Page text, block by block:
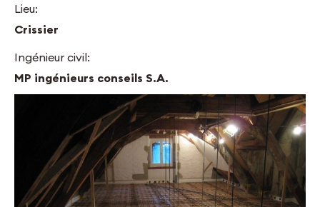
Lieu:
Crissier
Ingénieur civil:
MP ingénieurs conseils S.A.